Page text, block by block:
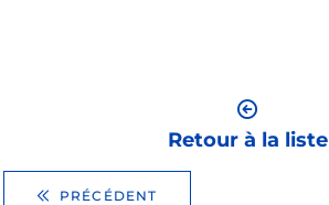
PRÉCÉDENT
Retour à la liste